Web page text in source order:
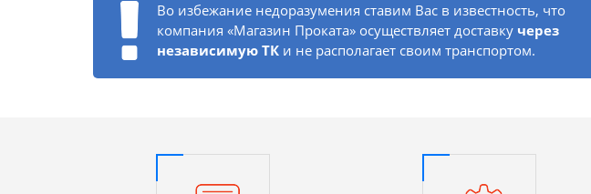
Во избежание недоразумения ставим Вас в известность, что
компания «Магазин Проката» осуществляет доставку через
независимую ТК и не располагает своим транспортом.